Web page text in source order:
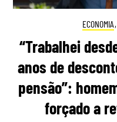
ECONOMIA,
“Trabalhei
anos de
pensão”:
forçado a